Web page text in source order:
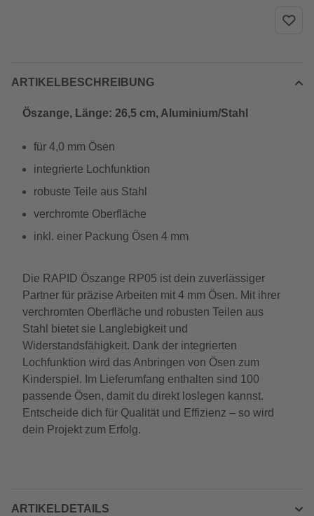
ARTIKELBESCHREIBUNG
Öszange, Länge: 26,5 cm, Aluminium/Stahl
für 4,0 mm Ösen
integrierte Lochfunktion
robuste Teile aus Stahl
verchromte Oberfläche
inkl. einer Packung Ösen 4 mm
Die RAPID Öszange RP05 ist dein zuverlässiger
Partner für präzise Arbeiten mit 4 mm Ösen. Mit ihrer
verchromten Oberfläche und robusten Teilen aus
Stahl bietet sie Langlebigkeit und
Widerstandsfähigkeit. Dank der integrierten
Lochfunktion wird das Anbringen von Ösen zum
Kinderspiel. Im Lieferumfang enthalten sind 100
passende Ösen, damit du direkt loslegen kannst.
Entscheide dich für Qualität und Effizienz – so wird
dein Projekt zum Erfolg.
ARTIKELDETAILS